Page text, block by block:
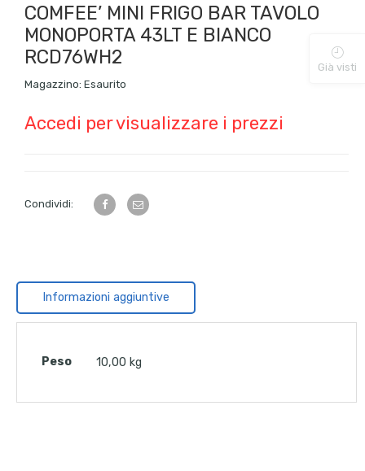
COMFEE’ MINI FRIGO BAR TAVOLO
MONOPORTA 43LT E BIANCO
RCD76WH2
Magazzino: Esaurito
Accedi per visualizzare i prezzi
Condividi:
Informazioni aggiuntive
Peso 10,00 kg
Già visti